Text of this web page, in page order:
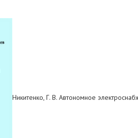
Никитенко, Г. В. Автономное